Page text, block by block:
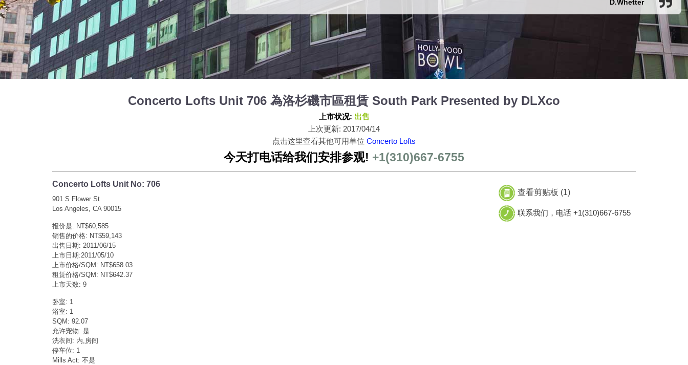
D.Whetter
Concerto Lofts Unit 706 為洛杉磯市區租賃 South Park Presented by DLXco
上市状况: 出售
上次更新: 2017/04/14
点击这里查看其他可用单位 Concerto Lofts
今天打电话给我们安排参观! +1(310)667-6755
Concerto Lofts Unit No: 706
901 S Flower St
Los Angeles, CA 90015
报价是: NT$60,585
销售的价格: NT$59,143
出售日期: 2011/06/15
上市日期:2011/05/10
上市价格/SQM: NT$658.03
租赁价格/SQM: NT$642.37
上市天数: 9
卧室: 1
浴室: 1
SQM: 92.07
允许宠物: 是
洗衣间: 内,房间
停车位: 1
Mills Act: 不是
查看剪贴板 (1)
联系我们，电话 +1(310)667-6755